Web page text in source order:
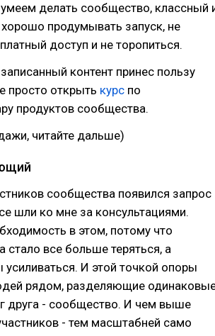
делать сообщество, классный
продумывать запуск, не
доступ и не торопиться.
контент принес пользу
просто открыть курс по
продуктов сообщества.
читайте дальше)
сообщества появился запрос
шли ко мне за консультациями.
в этом, потому что
стало все больше теряться, а
И этой точкой опоры
рядом, разделяющие
друга - сообщество. И чем выше
- тем масштабней само